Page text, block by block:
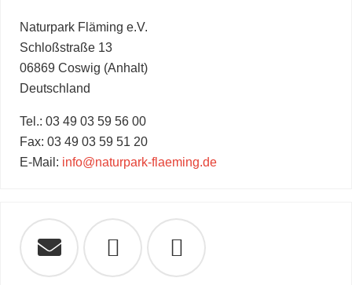
Naturpark Fläming e.V.
Schloßstraße 13
06869 Coswig (Anhalt)
Deutschland
Tel.: 03 49 03 59 56 00
Fax: 03 49 03 59 51 20
E-Mail: info@naturpark-flaeming.de